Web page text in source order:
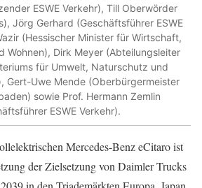
ESWE Verkehr), Till Oberwörder
Jörg Gerhard (Geschäftsführer ESWE
(Hessischer Minister für Wirtschaft,
Wohnen), Dirk Meyer (Abteilungsleiter
für Umwelt, Naturschutz und
Gert-Uwe Mende (Oberbürgermeister
sowie Prof. Hermann Zemlin
ESWE Verkehr).
Mercedes-Benz eCitaro ist
der Zielsetzung von Daimler Trucks